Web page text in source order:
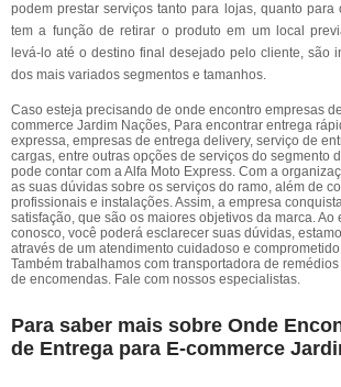
podem prestar serviços tanto para lojas, quanto para
tem a função de retirar o produto em um local
levá-lo até o destino final desejado pelo cliente, são
dos mais variados segmentos e tamanhos.
Caso esteja precisando de onde encontro empresas
commerce Jardim Nações, Para encontrar entrega
expressa, empresas de entrega delivery, serviço de
cargas, entre outras opções de serviços do segmento
pode contar com a Alfa Moto Express. Com a
as suas dúvidas sobre os serviços do ramo, além de
profissionais e instalações. Assim, a empresa
satisfação, que são os maiores objetivos da marca. Ao
conosco, você poderá esclarecer suas dúvidas,
através de um atendimento cuidadoso e
Também trabalhamos com transportadora de
de encomendas. Fale com nossos especialistas.
Para saber mais sobre Onde
de Entrega para E-commerce